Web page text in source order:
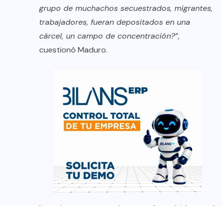
grupo de muchachos secuestrados, migrantes,
trabajadores, fueran depositados en una
cárcel, un campo de concentración?”,
cuestionó Maduro.